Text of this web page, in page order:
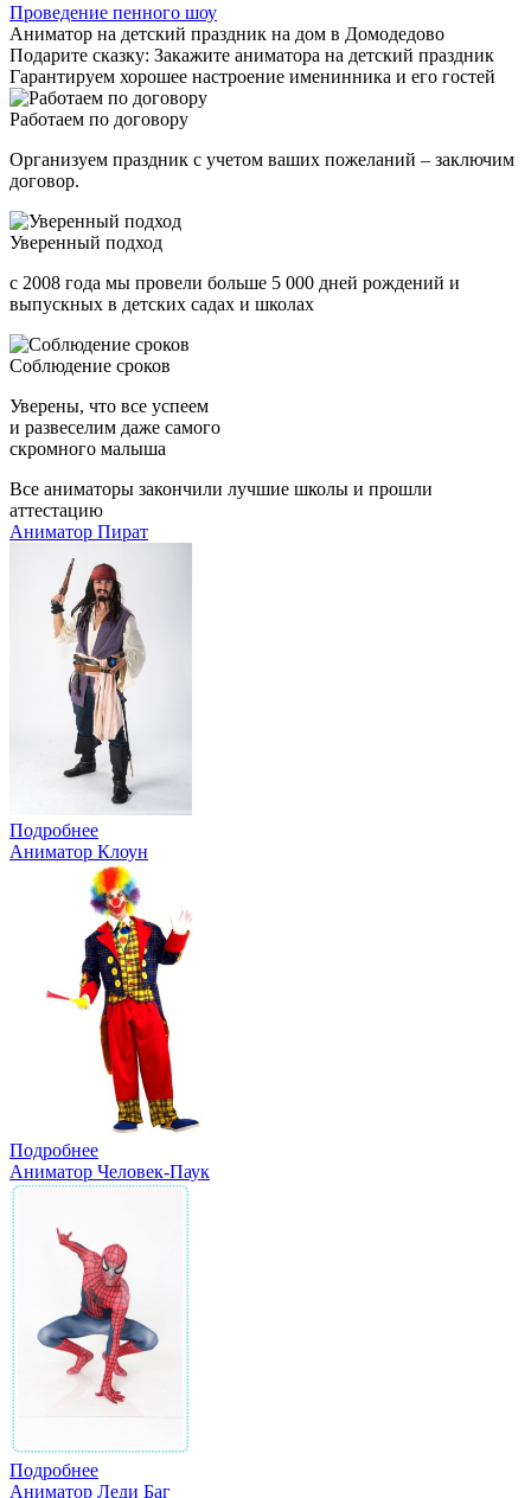
Проведение пенного шоу
Аниматор на детский праздник на дом в Домодедово
Подарите сказку: Закажите аниматора на детский праздник
Гарантируем хорошее настроение именинника и его гостей
Работаем по договору
Организуем праздник с учетом ваших пожеланий – заключим
договор.
Уверенный подход
с 2008 года мы провели больше 5 000 дней рождений и
выпускных в детских садах и школах
Соблюдение сроков
Уверены, что все успеем
и развеселим даже самого
скромного малыша
Все аниматоры закончили лучшие школы и прошли
аттестацию
Аниматор Пират
Подробнее
Аниматор Клоун
Подробнее
Аниматор Человек-Паук
Подробнее
Аниматор Леди Баг